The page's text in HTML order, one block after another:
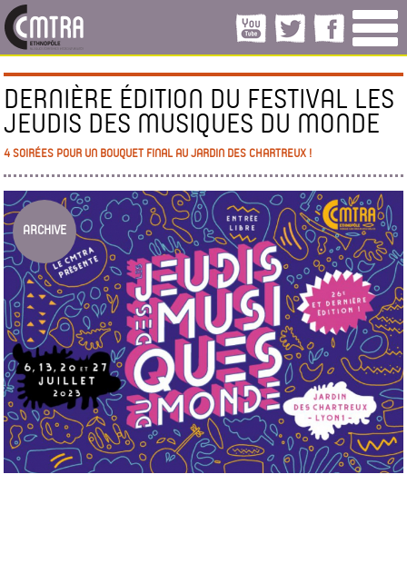
DERNIÈRE ÉDITION DU FESTIVAL LES
JEUDIS DES MUSIQUES DU MONDE
4 SOIRÉES POUR UN BOUQUET FINAL AU JARDIN DES CHARTREUX !
ARCHIVE